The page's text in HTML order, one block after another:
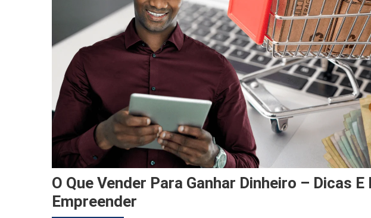
O Que Vender Para Ganhar Dinheiro – Dicas
Empreender